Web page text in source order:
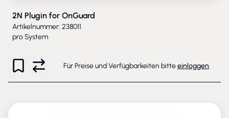
2N Plugin for OnGuard
Artikelnummer: 238011
pro System
Für Preise und Verfügbarkeiten bitteeinloggen.